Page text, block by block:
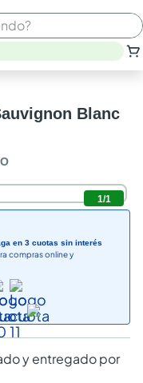
Blanc
1/1
en 3 cuotas sin interés
compras online y
y entregado por